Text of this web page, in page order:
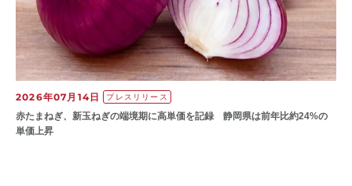
2026年07月14日 プレスリリース
赤たまねぎ、新玉ねぎの端境期に高単価を記録 静岡県は前年比約24%の
単価上昇